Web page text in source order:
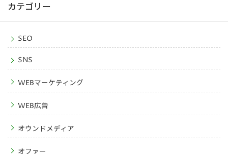
カテゴリー
SEO
SNS
WEBマーケティング
WEB広告
オウンドメディア
オファー